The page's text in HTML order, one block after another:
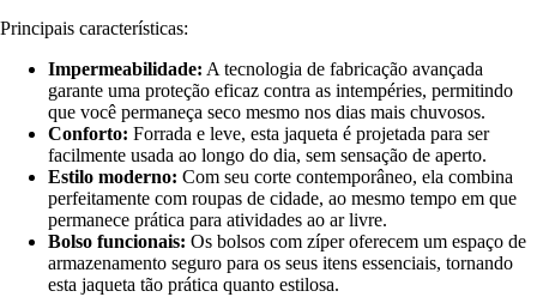
Principais características:
Impermeabilidade: A tecnologia de fabricação avançada
garante uma proteção eficaz contra as intempéries, permitindo
que você permaneça seco mesmo nos dias mais chuvosos.
Conforto: Forrada e leve, esta jaqueta é projetada para ser
facilmente usada ao longo do dia, sem sensação de aperto.
Estilo moderno: Com seu corte contemporâneo, ela combina
perfeitamente com roupas de cidade, ao mesmo tempo em que
permanece prática para atividades ao ar livre.
Bolso funcionais: Os bolsos com zíper oferecem um espaço de
armazenamento seguro para os seus itens essenciais, tornando
esta jaqueta tão prática quanto estilosa.